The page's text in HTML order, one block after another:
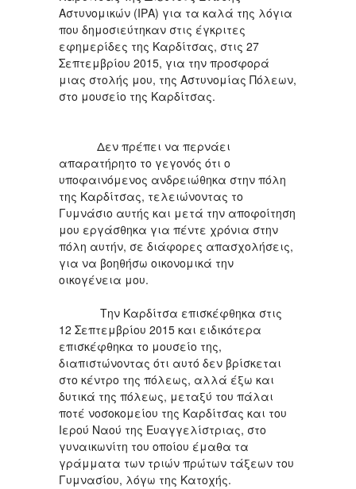
Αστυνομικών (ΙΡΑ) για τα καλά της λόγια
που δημοσιεύτηκαν στις έγκριτες
εφημερίδες της Καρδίτσας, στις 27
Σεπτεμβρίου 2015, για την προσφορά
μιας στολής μου, της Αστυνομίας Πόλεων,
στο μουσείο της Καρδίτσας.
Δεν πρέπει να περνάει
απαρατήρητο το γεγονός ότι ο
υποφαινόμενος ανδρειώθηκα στην πόλη
της Καρδίτσας, τελειώνοντας το
Γυμνάσιο αυτής και μετά την αποφοίτηση
μου εργάσθηκα για πέντε χρόνια στην
πόλη αυτήν, σε διάφορες απασχολήσεις,
για να βοηθήσω οικονομικά την
οικογένεια μου.
Την Καρδίτσα επισκέφθηκα στις
12 Σεπτεμβρίου 2015 και ειδικότερα
επισκέφθηκα το μουσείο της,
διαπιστώνοντας ότι αυτό δεν βρίσκεται
στο κέντρο της πόλεως, αλλά έξω και
δυτικά της πόλεως, μεταξύ του πάλαι
ποτέ νοσοκομείου της Καρδίτσας και του
Ιερού Ναού της Ευαγγελίστριας, στο
γυναικωνίτη του οποίου έμαθα τα
γράμματα των τριών πρώτων τάξεων του
Γυμνασίου, λόγω της Κατοχής.